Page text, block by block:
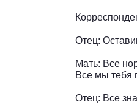
Отец:
Мать: Все
Все мы тебя
Отец: Все